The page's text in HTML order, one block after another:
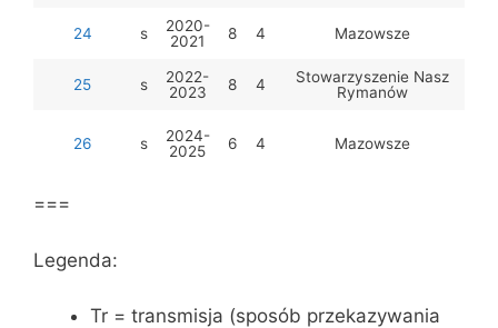
24 s
2020-
2021
8 4 Mazowsze
25 s
2022-
2023
8 4
Stowarzyszenie Nasz
Rymanów
26 s
2024-
2025
6 4 Mazowsze
===
Legenda:
Tr = transmisja (sposób przekazywania